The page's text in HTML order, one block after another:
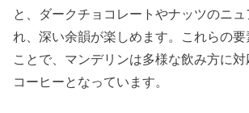
と、ダークチョコレートやナッツのニ
れ、深い余韻が楽しめます。これらの
ことで、マンデリンは多様な飲み方に
コーヒーとなっています。